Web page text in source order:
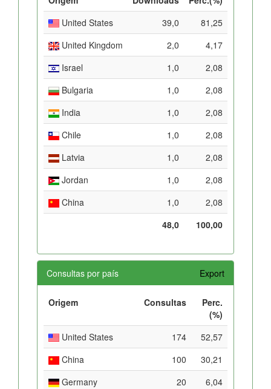
United States
39,0
81,25
United Kingdom
2,0
4,17
Israel
1,0
2,08
Bulgaria
1,0
2,08
India
1,0
2,08
Chile
1,0
2,08
Latvia
1,0
2,08
Jordan
1,0
2,08
China
1,0
2,08
48,0
100,00
Consultas por país Export
Origem Consultas
Perc.
(%)
United States
174
52,57
China
100
30,21
Germany
20
6,04